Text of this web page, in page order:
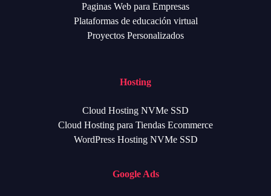
Paginas Web para Empresas
Plataformas de educación virtual
Proyectos Personalizados
Hosting
Cloud Hosting NVMe SSD
Cloud Hosting para Tiendas Ecommerce
WordPress Hosting NVMe SSD
Google Ads